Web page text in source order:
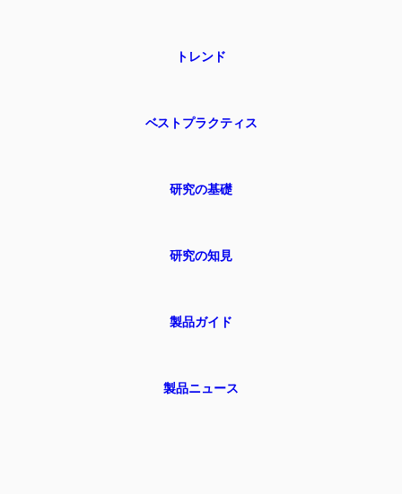
トレンド
ベストプラクティス
研究の基礎
研究の知見
製品ガイド
製品ニュース